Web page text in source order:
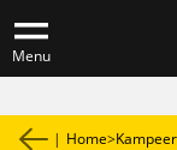
Menu
| Home>Kampeer